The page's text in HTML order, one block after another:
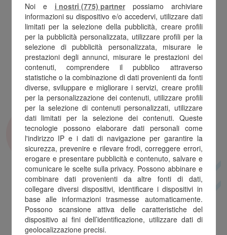
codice shopping?
Hai speso il codice shopping da
utente registrato
Accedi con e-mail e password utilizzati in
fase di registrazione e consulta la sezione
"Voucher"
Accedi
Noi e i nostri (775) partnerpossiamo archiviare
informazioni su dispositivo e/o accedervi, utilizzare dati
limitati per la selezione della pubblicità, creare profili
per la pubblicità personalizzata, utilizzare profili per la
selezione di pubblicità personalizzata, misurare le
prestazioni degli annunci, misurare le prestazioni dei
contenuti, comprendere il pubblico attraverso
statistiche o la combinazione di dati provenienti da fonti
diverse, sviluppare e migliorare i servizi, creare profili
per la personalizzazione dei contenuti, utilizzare profili
per la selezione di contenuti personalizzati, utilizzare
dati limitati per la selezione dei contenuti. Queste
tecnologie possono elaborare dati personali come
l'indirizzo IP e i dati di navigazione per garantire la
sicurezza, prevenire e rilevare frodi, correggere errori,
erogare e presentare pubblicità e contenuto, salvare e
comunicare le scelte sulla privacy. Possono abbinare e
combinare dati provenienti da altre fonti di dati,
collegare diversi dispositivi, identificare i dispositivi in
base alle informazioni trasmesse automaticamente.
Possono scansione attiva delle caratteristiche del
dispositivo ai fini dell’identificazione, utilizzare dati di
geolocalizzazione precisi.